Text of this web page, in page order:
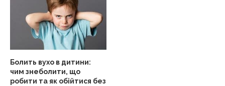
Болить вухо в дитини:
чим знеболити, що
робити та як обійтися без